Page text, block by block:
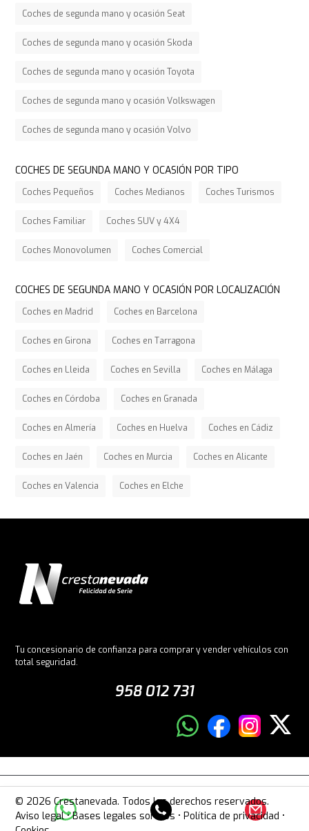
Coches de segunda mano y ocasión Seat
Coches de segunda mano y ocasión Skoda
Coches de segunda mano y ocasión Toyota
Coches de segunda mano y ocasión Volkswagen
Coches de segunda mano y ocasión Volvo
COCHES DE SEGUNDA MANO Y OCASIÓN POR TIPO
Coches Pequeños Coches Medianos Coches Turismos
Coches Familiar Coches SUV y 4X4
Coches Monovolumen Coches Comercial
COCHES DE SEGUNDA MANO Y OCASIÓN POR LOCALIZACIÓN
Coches en Madrid Coches en Barcelona
Coches en Girona Coches en Tarragona
Coches en Lleida Coches en Sevilla Coches en Málaga
Coches en Córdoba Coches en Granada
Coches en Almería Coches en Huelva Coches en Cádiz
Coches en Jaén Coches en Murcia Coches en Alicante
Coches en Valencia Coches en Elche
Tu concesionario de confianza para comprar y vender vehículos con
total seguridad.
958 012 731
© 2026 Crestanevada. Todos los derechos reservados.
Aviso legal•Bases legales sorteos •Política de privacidad •